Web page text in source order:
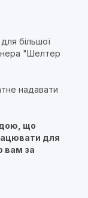
більшої
"Шелтер
надавати
що
для
вам за